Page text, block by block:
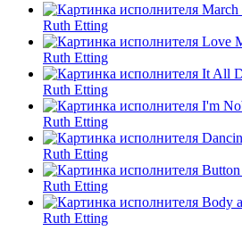
March
Ruth Etting
Love
Ruth Etting
It All
Ruth Etting
I'm
Ruth Etting
Ruth Etting
Ruth Etting
Body
Ruth Etting